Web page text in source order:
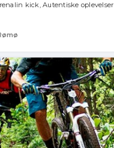
kick, Autentiske oplevelser